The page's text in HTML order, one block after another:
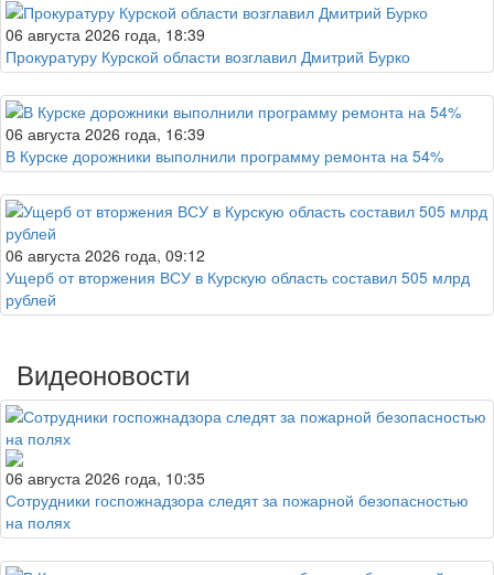
06 августа 2026 года, 18:39
Прокуратуру Курской области возглавил Дмитрий Бурко
06 августа 2026 года, 16:39
В Курске дорожники выполнили программу ремонта на 54%
06 августа 2026 года, 09:12
Ущерб от вторжения ВСУ в Курскую область составил 505 млрд
рублей
Видеоновости
06 августа 2026 года, 10:35
Сотрудники госпожнадзора следят за пожарной безопасностью
на полях